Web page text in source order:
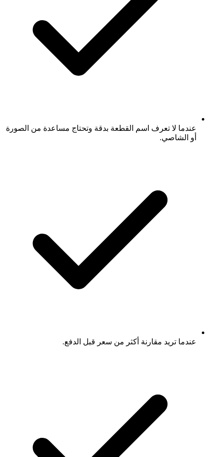
عندما لا تعرف اسم القطعة بدقة وتحتاج مساعدة من الصورة
أو الشاصي.
عندما تريد مقارنة أكثر من سعر قبل الدفع.